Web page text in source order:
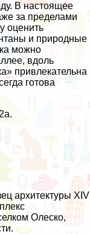
В настоящее
за пределами
оценить
и природные
можно
вдоль
привлекательна
готова
архитектуры XIV
Олеско,